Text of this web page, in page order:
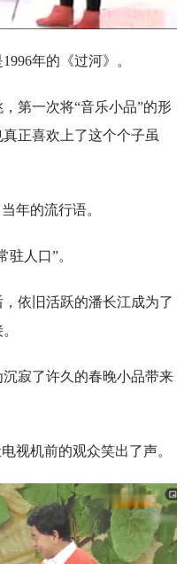
年的《过河》。
第一次将“音乐小品”的形
正喜欢上了这个个子虽
年的流行语。
人口”。
依旧活跃的潘长江成为了
寂了许久的春晚小品带来
视机前的观众笑出了声。